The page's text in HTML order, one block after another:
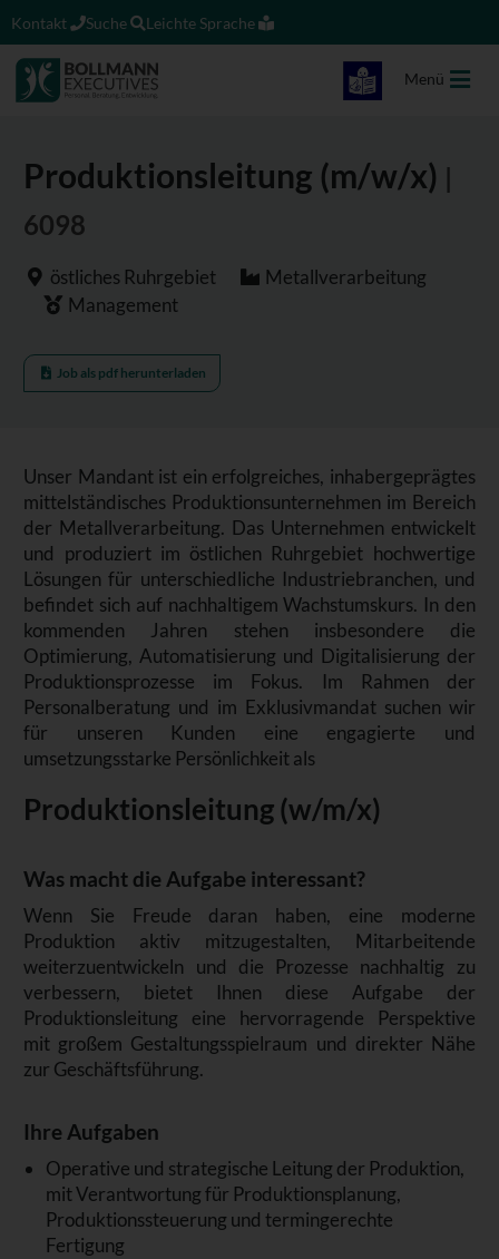
Kontakt Suche Leichte Sprache
Menü
Produktionsleitung (m/w/x) |
6098
östliches Ruhrgebiet
Metallverarbeitung
Management
Job als pdf herunterladen
Unser Mandant ist ein erfolgreiches, inhabergeprägtes
mittelständisches Produktionsunternehmen im Bereich
der Metallverarbeitung. Das Unternehmen entwickelt
und produziert im östlichen Ruhrgebiet hochwertige
Lösungen für unterschiedliche Industriebranchen, und
befindet sich auf nachhaltigem Wachstumskurs. In den
kommenden Jahren stehen insbesondere die
Optimierung, Automatisierung und Digitalisierung der
Produktionsprozesse im Fokus. Im Rahmen der
Personalberatung und im Exklusivmandat suchen wir
für unseren Kunden eine engagierte und
umsetzungsstarke Persönlichkeit als
Produktionsleitung (w/m/x)
Was macht die Aufgabe interessant?
Wenn Sie Freude daran haben, eine moderne
Produktion aktiv mitzugestalten, Mitarbeitende
weiterzuentwickeln und die Prozesse nachhaltig zu
verbessern, bietet Ihnen diese Aufgabe der
Produktionsleitung eine hervorragende Perspektive
mit großem Gestaltungsspielraum und direkter Nähe
zur Geschäftsführung.
Ihre Aufgaben
Operative und strategische Leitung der Produktion,
mit Verantwortung für Produktionsplanung,
Produktionssteuerung und termingerechte
Fertigung